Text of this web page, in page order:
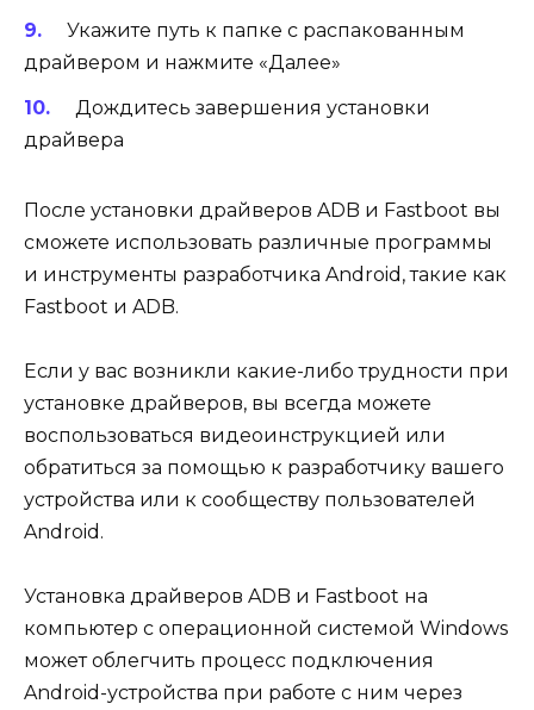
Укажите путь к папке с распакованным
драйвером и нажмите «Далее»
Дождитесь завершения установки
драйвера
После установки драйверов ADB и Fastboot вы
сможете использовать различные программы
и инструменты разработчика Android, такие как
Fastboot и ADB.
Если у вас возникли какие-либо трудности при
установке драйверов, вы всегда можете
воспользоваться видеоинструкцией или
обратиться за помощью к разработчику вашего
устройства или к сообществу пользователей
Android.
Установка драйверов ADB и Fastboot на
компьютер с операционной системой Windows
может облегчить процесс подключения
Android-устройства при работе с ним через